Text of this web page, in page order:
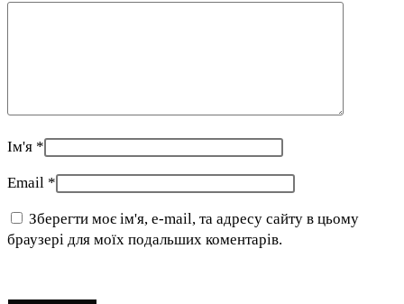
Ім'я *
Email *
Зберегти моє ім'я, e-mail, та адресу сайту в цьому
браузері для моїх подальших коментарів.